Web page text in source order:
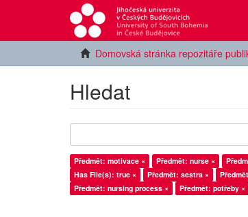
Domovská stránka repozitáře
Hledat
Předmět: motivace × Předmět: nurse ×
Has File(s): true ×
Předmět: sestra ×
Předmět: nursing process ×
Předmět: potřeby ×